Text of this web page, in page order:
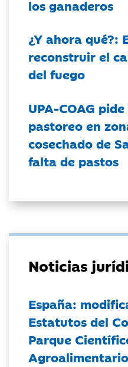
los ganaderos
¿Y ahora qué?:
reconstruir el
del fuego
UPA-COAG
pastoreo en
cosechado de
falta de pastos
Noticias
España:
Estatutos del
Parque